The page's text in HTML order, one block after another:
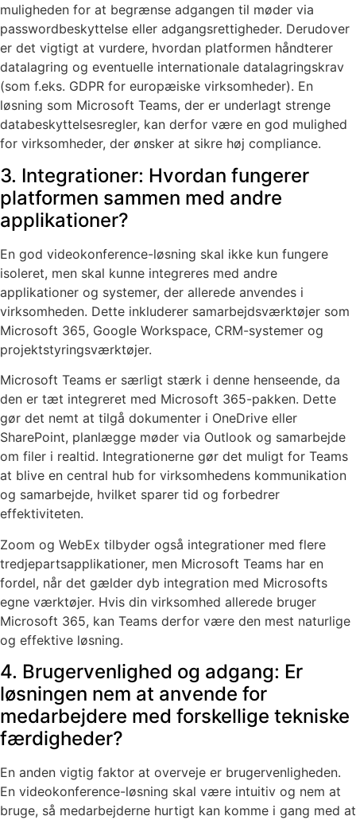
muligheden for at begrænse adgangen til møder via
passwordbeskyttelse eller adgangsrettigheder. Derudover
er det vigtigt at vurdere, hvordan platformen håndterer
datalagring og eventuelle internationale datalagringskrav
(som f.eks. GDPR for europæiske virksomheder). En
løsning som Microsoft Teams, der er underlagt strenge
databeskyttelsesregler, kan derfor være en god mulighed
for virksomheder, der ønsker at sikre høj compliance.
3. Integrationer: Hvordan fungerer
platformen sammen med andre
applikationer?
En god videokonference-løsning skal ikke kun fungere
isoleret, men skal kunne integreres med andre
applikationer og systemer, der allerede anvendes i
virksomheden. Dette inkluderer samarbejdsværktøjer som
Microsoft 365, Google Workspace, CRM-systemer og
projektstyringsværktøjer.
Microsoft Teams er særligt stærk i denne henseende, da
den er tæt integreret med Microsoft 365-pakken. Dette
gør det nemt at tilgå dokumenter i OneDrive eller
SharePoint, planlægge møder via Outlook og samarbejde
om filer i realtid. Integrationerne gør det muligt for Teams
at blive en central hub for virksomhedens kommunikation
og samarbejde, hvilket sparer tid og forbedrer
effektiviteten.
Zoom og WebEx tilbyder også integrationer med flere
tredjepartsapplikationer, men Microsoft Teams har en
fordel, når det gælder dyb integration med Microsofts
egne værktøjer. Hvis din virksomhed allerede bruger
Microsoft 365, kan Teams derfor være den mest naturlige
og effektive løsning.
4. Brugervenlighed og adgang: Er
løsningen nem at anvende for
medarbejdere med forskellige tekniske
færdigheder?
En anden vigtig faktor at overveje er brugervenligheden.
En videokonference-løsning skal være intuitiv og nem at
bruge, så medarbejderne hurtigt kan komme i gang med at